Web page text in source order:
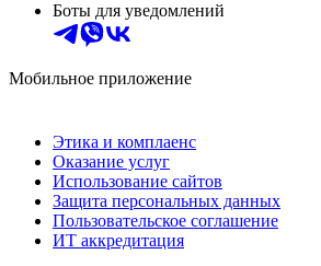
Боты для уведомлений
Мобильное приложение
Этика и комплаенс
Оказание услуг
Использование сайтов
Защита персональных данных
Пользовательское соглашение
ИТ аккредитация